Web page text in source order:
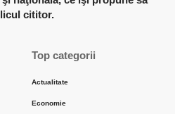
cititor.
Top categorii
Actualitate
Economie